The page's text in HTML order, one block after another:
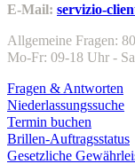
E-Mail: servizio-
Allgemeine Fragen:
Mo-Fr: 09-18 Uhr -
Fragen & Antworten
Niederlassungssuche
Termin buchen
Brillen-Auftragsstatus
Gesetzliche